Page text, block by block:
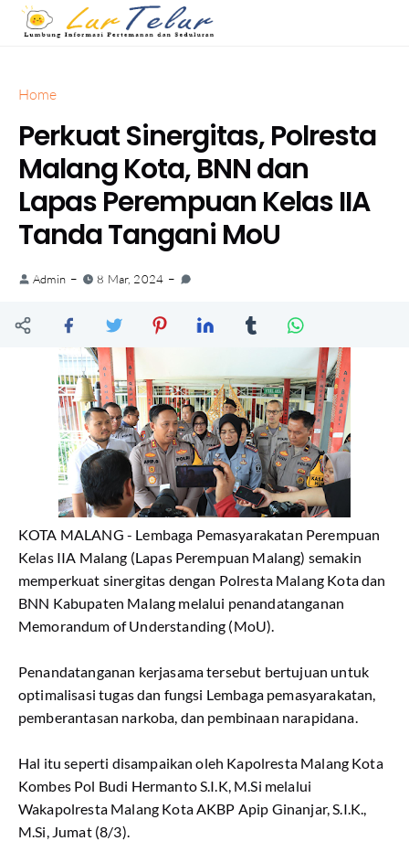
Home
Perkuat Sinergitas, Polresta
Malang Kota, BNN dan
Lapas Perempuan Kelas IIA
Tanda Tangani MoU
Admin 8 Mar, 2024
KOTA MALANG - Lembaga Pemasyarakatan Perempuan
Kelas IIA Malang (Lapas Perempuan Malang) semakin
memperkuat sinergitas dengan Polresta Malang Kota dan
BNN Kabupaten Malang melalui penandatanganan
Memorandum of Understanding (MoU).
Penandatanganan kerjasama tersebut bertujuan untuk
optimalisasi tugas dan fungsi Lembaga pemasyarakatan,
pemberantasan narkoba, dan pembinaan narapidana.
Hal itu seperti disampaikan oleh Kapolresta Malang Kota
Kombes Pol Budi Hermanto S.I.K, M.Si melalui
Wakapolresta Malang Kota AKBP Apip Ginanjar, S.I.K.,
M.Si, Jumat (8/3).